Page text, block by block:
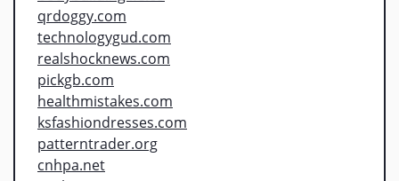
qrdoggy.com
technologygud.com
realshocknews.com
pickgb.com
healthmistakes.com
ksfashiondresses.com
patterntrader.org
cnhpa.net